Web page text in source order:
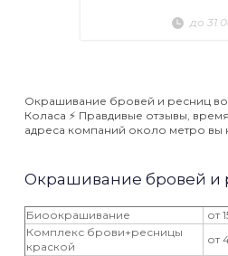
до
Окрашивание бровей и ресниц
Коласа ⚡️ Правдивые отзывы,
адреса компаний около метро вы
Окрашивание бровей и
Биоокрашивание
от
Комплекс брови+ресницы
краской
от